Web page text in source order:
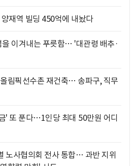
재역 빌딩 450억에 내놨다
을 이겨내는 푸릇함… '대관령 배추·
림픽선수촌 재건축… 송파구, 직무
' 또 푼다…1인당 최대 50만원 어디
노사협의회 전사 통합… 과반 지위